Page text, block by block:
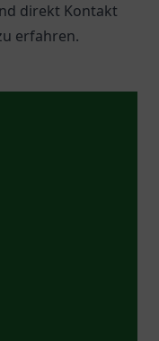
direkt Kontakt
erfahren.
Main
Events!